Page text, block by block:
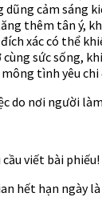
cảm sáng
thêm tân ý,
xác có thể
sức sống,
tình yêu chi
do nơi người
viết bài phiếu!
hết hạn ngày là